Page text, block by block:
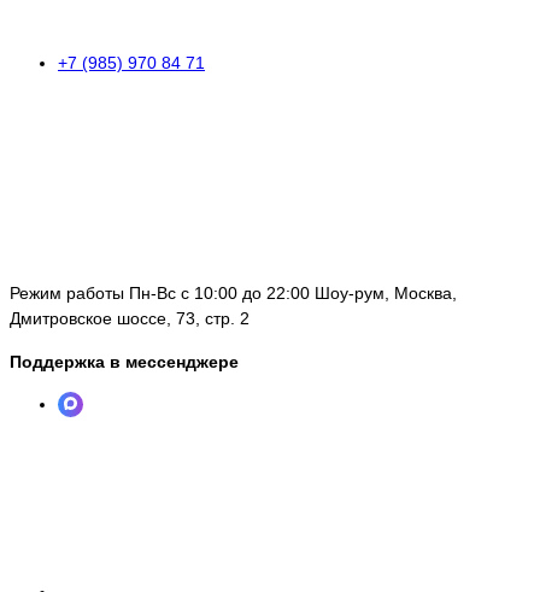
+7 (985) 970 84 71
Режим работы Пн-Вс с 10:00 до 22:00 Шоу-рум, Москва,
Дмитровское шоссе, 73, стр. 2
Поддержка в мессенджере